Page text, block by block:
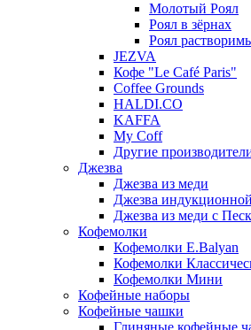
Молотый Роял
Роял в зёрнах
Роял
JEZVA
Кофе "Le Café Paris"
Coffee Grounds
HALDI.CO
KAFFA
My Coff
Другие
Джезва
Джезва из меди
Джезва индукционной
Джезва из меди с
Кофемолки
Кофемолки E.Balyan
Кофемолки
Кофемолки Мини
Кофейные наборы
Кофейные чашки
Глиняные кофейные